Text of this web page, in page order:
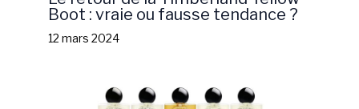
Boot : vraie ou fausse tendance ?
12 mars 2024